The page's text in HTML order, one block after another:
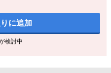
に追加
検討中